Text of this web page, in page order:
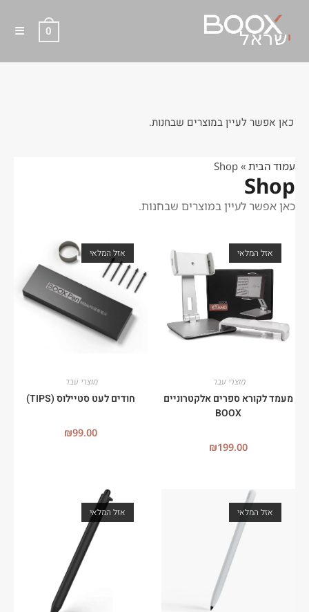
0
כאן אפשר לעיין במוצרים שבחנות.
עמוד הבית »
Shop
Shop
כאן אפשר לעיין במוצרים שבחנות.
אזל המלאי
מוצרי עבר
מעמד לקורא ספרים אלקטרוניים
BOOX
₪199.00
אזל המלאי
מוצרי עבר
חודים לעט סטיילוס (TIPS)
₪99.00
אזל המלאי אזל המלאי